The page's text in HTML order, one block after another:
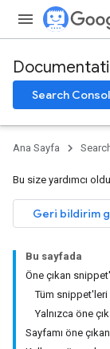
Search
Ana Sayfa
Bu size yardımcı
Geri bildirim
Bu sayfada
Öne çıkan
Tüm
Yalnızca öne
Sayfamı öne